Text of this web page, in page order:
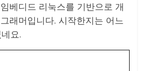
베디드 리눅스를 기반으로 개
래머입니다. 시작한지는 어느
요.